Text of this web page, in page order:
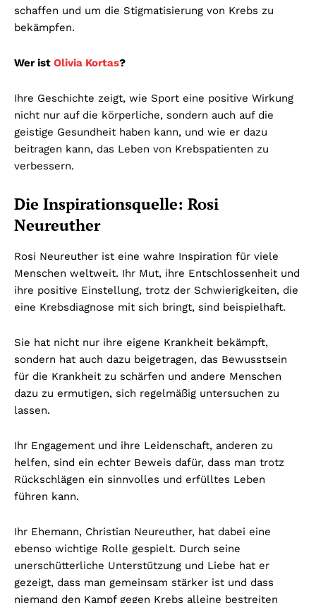
schaffen und um die Stigmatisierung von Krebs zu
bekämpfen.
Wer ist Olivia Kortas?
Ihre Geschichte zeigt, wie Sport eine positive Wirkung
nicht nur auf die körperliche, sondern auch auf die
geistige Gesundheit haben kann, und wie er dazu
beitragen kann, das Leben von Krebspatienten zu
verbessern.
Die Inspirationsquelle: Rosi
Neureuther
Rosi Neureuther ist eine wahre Inspiration für viele
Menschen weltweit. Ihr Mut, ihre Entschlossenheit und
ihre positive Einstellung, trotz der Schwierigkeiten, die
eine Krebsdiagnose mit sich bringt, sind beispielhaft.
Sie hat nicht nur ihre eigene Krankheit bekämpft,
sondern hat auch dazu beigetragen, das Bewusstsein
für die Krankheit zu schärfen und andere Menschen
dazu zu ermutigen, sich regelmäßig untersuchen zu
lassen.
Ihr Engagement und ihre Leidenschaft, anderen zu
helfen, sind ein echter Beweis dafür, dass man trotz
Rückschlägen ein sinnvolles und erfülltes Leben
führen kann.
Ihr Ehemann, Christian Neureuther, hat dabei eine
ebenso wichtige Rolle gespielt. Durch seine
unerschütterliche Unterstützung und Liebe hat er
gezeigt, dass man gemeinsam stärker ist und dass
niemand den Kampf gegen Krebs alleine bestreiten